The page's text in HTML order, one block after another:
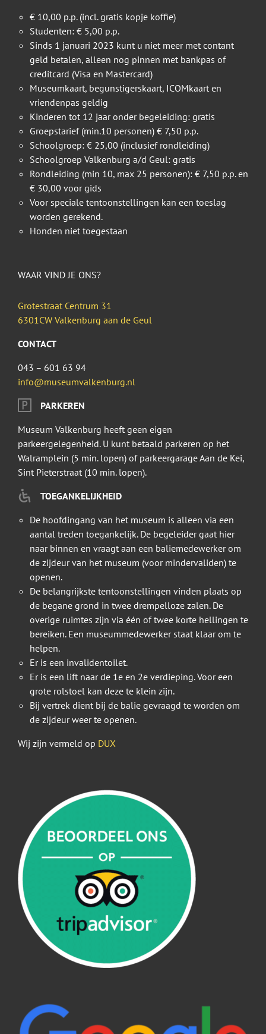
€ 10,00 p.p. (incl. gratis kopje koffie)
Studenten: € 5,00 p.p.
Sinds 1 januari 2023 kunt u niet meer met contant
geld betalen, alleen nog pinnen met bankpas of
creditcard (Visa en Mastercard)
Museumkaart, begunstigerskaart, ICOMkaart en
vriendenpas geldig
Kinderen tot 12 jaar onder begeleiding: gratis
Groepstarief (min.10 personen) € 7,50 p.p.
Schoolgroep: € 25,00 (inclusief rondleiding)
Schoolgroep Valkenburg a/d Geul: gratis
Rondleiding (min 10, max 25 personen): € 7,50 p.p. en
€ 30,00 voor gids
Voor speciale tentoonstellingen kan een toeslag
worden gerekend.
Honden niet toegestaan
WAAR VIND JE ONS?
Grotestraat Centrum 31
6301CW Valkenburg aan de Geul
CONTACT
043 – 601 63 94
info@museumvalkenburg.nl
PARKEREN
Museum Valkenburg heeft geen eigen
parkeergelegenheid. U kunt betaald parkeren op het
Walramplein (5 min. lopen) of parkeergarage Aan de Kei,
Sint Pieterstraat (10 min. lopen).
TOEGANKELIJKHEID
De hoofdingang van het museum is alleen via een
aantal treden toegankelijk. De begeleider gaat hier
naar binnen en vraagt aan een baliemedewerker om
de zijdeur van het museum (voor mindervaliden) te
openen.
De belangrijkste tentoonstellingen vinden plaats op
de begane grond in twee drempelloze zalen. De
overige ruimtes zijn via één of twee korte hellingen te
bereiken. Een museummedewerker staat klaar om te
helpen.
Er is een invalidentoilet.
Er is een lift naar de 1e en 2e verdieping. Voor een
grote rolstoel kan deze te klein zijn.
Bij vertrek dient bij de balie gevraagd te worden om
de zijdeur weer te openen.
Wij zijn vermeld op DUX